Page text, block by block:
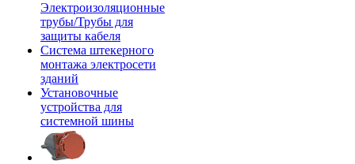
Электроизоляционные
трубы/Трубы для
защиты кабеля
Система штекерного
монтажа электросети
зданий
Установочные
устройства для
системной шины